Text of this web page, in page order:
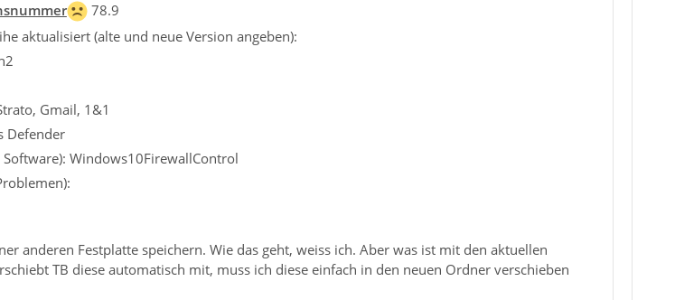
78.9
aktualisiert (alte und neue Version angeben):
Gmail, 1&1
Defender
Windows10FirewallControl
anderen Festplatte speichern. Wie das geht, weiss ich. Aber was ist mit den aktuellen
TB diese automatisch mit, muss ich diese einfach in den neuen Ordner verschieben